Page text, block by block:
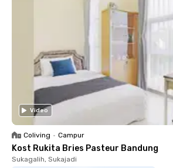
Video
Coliving • Campur
Kost Rukita Bries Pasteur Bandung
Sukagalih, Sukajadi